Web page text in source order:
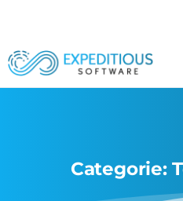
Categorie: